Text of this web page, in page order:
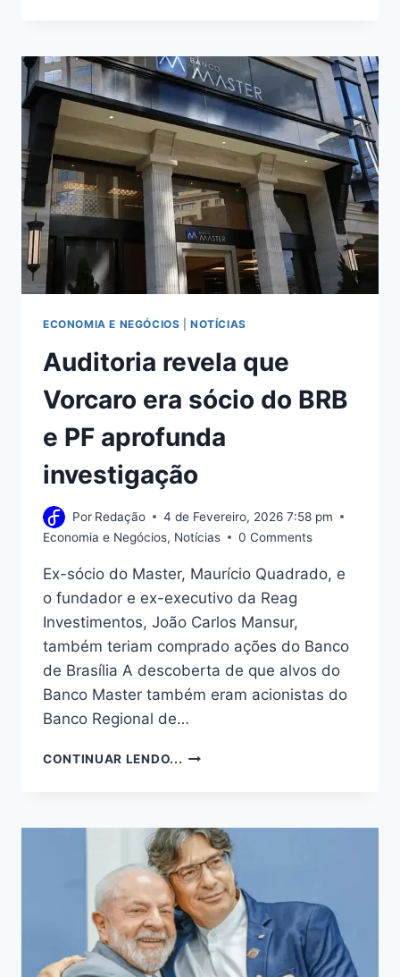
QUITAÇÃO
ELEITORAL
GRATUITAMENTE
PELA
INTERNET
ECONOMIA E NEGÓCIOS |NOTÍCIAS
Auditoria revela que
Vorcaro era sócio do BRB
e PF aprofunda
investigação
Por Redação
4 de Fevereiro, 2026 7:58 pm
Economia e Negócios, Notícias 0 Comments
Ex-sócio do Master, Maurício Quadrado, e
o fundador e ex-executivo da Reag
Investimentos, João Carlos Mansur,
também teriam comprado ações do Banco
de Brasília A descoberta de que alvos do
Banco Master também eram acionistas do
Banco Regional de…
CONTINUAR LENDO... AUDITORIA
ERA
SÓCIO
DO
BRB
E
PF
APROFUNDA
INVESTIGAÇÃO